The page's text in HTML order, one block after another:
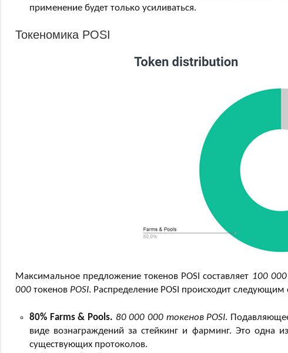
применение будет только усиливаться.
Токеномика POSI
Максимальное предложение токенов POSI составляет 100
000 токенов POSI. Распределение POSI происходит
80% Farms & Pools. 80 000 000 токенов POSI.
виде вознаграждений за стейкинг и фарминг. Это одна
существующих протоколов.